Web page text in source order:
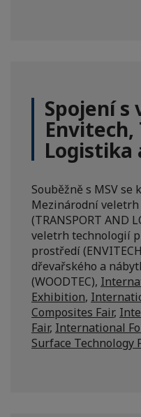
Spojení
Logistika
Souběžně s MSV
Mezinárodní
(TRANSPORT AND
veletrh technologií
prostředí
dřevařského a
(WOODTEC),
Exhibition,
Composites Fair,
Fair, International
Surface Technology